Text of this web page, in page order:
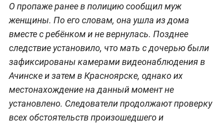
О пропаже ранее в полицию сообщил муж
женщины. По его словам, она ушла из дома
вместе с ребёнком и не вернулась. Позднее
следствие установило, что мать с дочерью были
зафиксированы камерами видеонаблюдения в
Ачинске и затем в Красноярске, однако их
местонахождение на данный момент не
установлено. Следователи продолжают проверку
всех обстоятельств произошедшего и